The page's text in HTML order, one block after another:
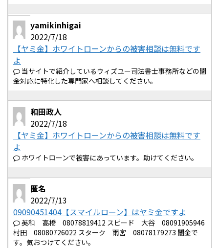
yamikinhigai
2022/7/18
【ヤミ金】ホワイトローンからの被害相談は無料です
よ
当サイトで紹介しているウィズユー司法書士事務所などの闇
金対応に特化した専門家へ相談してください。
和田政人
2022/7/18
【ヤミ金】ホワイトローンからの被害相談は無料です
よ
ホワイトローンで被害にあっています。助けてください。
匿名
2022/7/13
09090451404【スマイルローン】はヤミ金ですよ
英和 高橋 08078819412 スピード 大谷 08091905946
村田 08080726022 スターク 雨宮 08078179273 闇金で
す。気おつけてください。